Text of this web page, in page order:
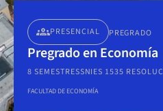
groupsPRESENCIAL PREGRADO
Pregrado en Economía
8 SEMESTRESSNIES 1535
FACULTAD DE ECONOMÍA